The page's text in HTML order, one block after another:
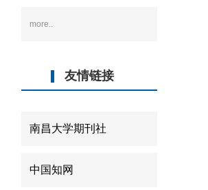
more..
友情链接
南昌大学期刊社
中国知网